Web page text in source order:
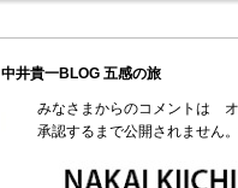
中井貴一BLOG 五感の旅
みなさまからのコメントは
承認するまで公開されません